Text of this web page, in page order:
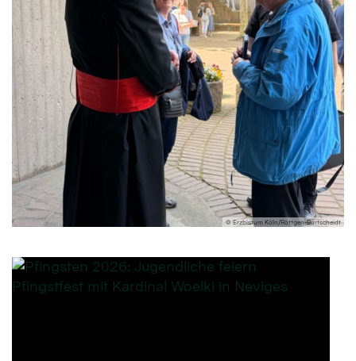
© Erzbistum Köln/Röttgen-Burtscheidt